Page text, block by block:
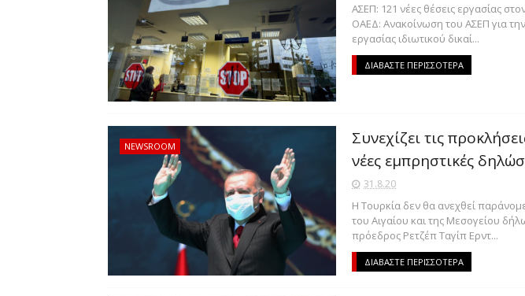
ΑΣΕΠ: 121 νέες θέσεις εργασίας
ΟΑΕΔ: Ανακοίνωση του ΑΣΕΠ για
εργασίας ιδιωτικού δικαί...
ΔΙΑΒΑΣΤΕ ΠΕΡΙΣΣΟΤΕΡΑ
NEWSROOM
Συνεχίζει τις
νέες εμπρηστικές
31.8.20
Η Τουρκία δεν θα ανεχθεί
του Αιγαίου και της Μεσογείου
πρόεδρος Ρετζέπ Ταγίπ Ερντ...
ΔΙΑΒΑΣΤΕ ΠΕΡΙΣΣΟΤΕΡΑ